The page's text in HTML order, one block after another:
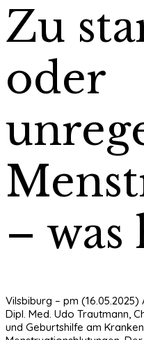
Zu
oder
– was
Vilsbiburg – pm
Dipl. Med. Udo Trautmann,
und Geburtshilfe am